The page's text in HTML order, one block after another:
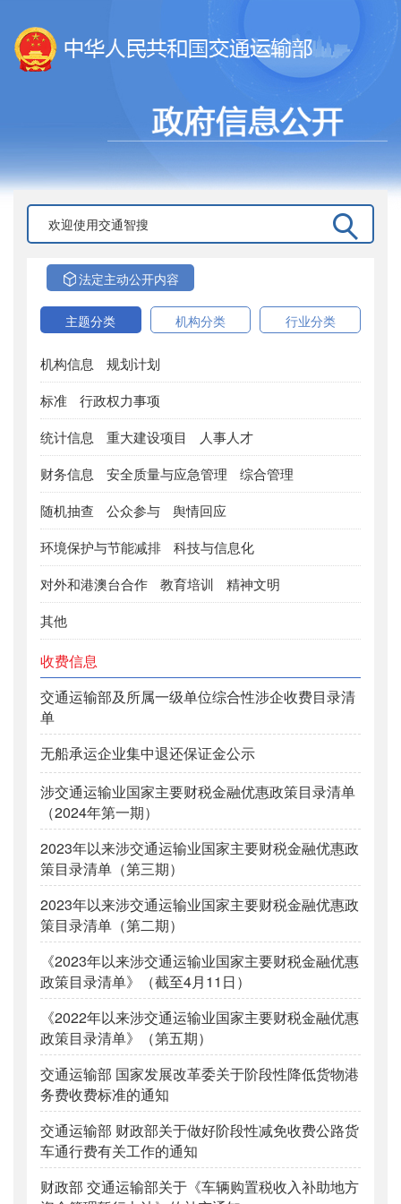
法定主动公开内容
主题分类 机构分类 行业分类
机构信息
规划计划
标准
行政权力事项
统计信息
重大建设项目
人事人才
财务信息
安全质量与应急管理
综合管理
随机抽查
公众参与
舆情回应
环境保护与节能减排
科技与信息化
对外和港澳台合作
教育培训
精神文明
其他
收费信息
交通运输部及所属一级单位综合性涉企收费目录清
单
无船承运企业集中退还保证金公示
涉交通运输业国家主要财税金融优惠政策目录清单
（2024年第一期）
2023年以来涉交通运输业国家主要财税金融优惠政
策目录清单（第三期）
2023年以来涉交通运输业国家主要财税金融优惠政
策目录清单（第二期）
《2023年以来涉交通运输业国家主要财税金融优惠
政策目录清单》（截至4月11日）
《2022年以来涉交通运输业国家主要财税金融优惠
政策目录清单》（第五期）
交通运输部 国家发展改革委关于阶段性降低货物港
务费收费标准的通知
交通运输部 财政部关于做好阶段性减免收费公路货
车通行费有关工作的通知
财政部 交通运输部关于《车辆购置税收入补助地方